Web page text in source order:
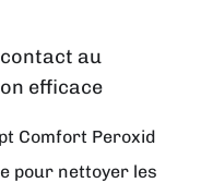
au
efficace
Comfort Peroxid
pour nettoyer les